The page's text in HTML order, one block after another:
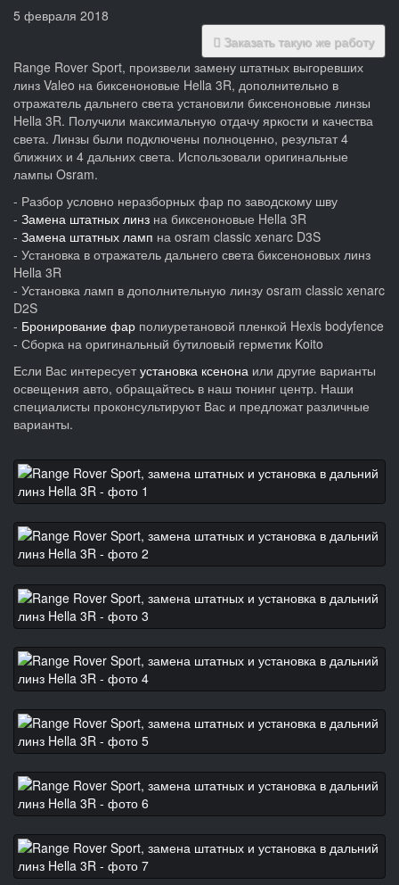
5 февраля 2018
Заказать такую же работу
Range Rover Sport, произвели замену штатных выгоревших
линз Valeo на биксеноновые Hella 3R, дополнительно в
отражатель дальнего света установили биксеноновые линзы
Hella 3R. Получили максимальную отдачу яркости и качества
света. Линзы были подключены полноценно, результат 4
ближних и 4 дальних света. Использовали оригинальные
лампы Osram.
- Разбор условно неразборных фар по заводскому шву
- Замена штатных линз на биксеноновые Hella 3R
- Замена штатных ламп на osram classic xenarc D3S
- Установка в отражатель дальнего света биксеноновых линз
Hella 3R
- Установка ламп в дополнительную линзу osram classic xenarc
D2S
- Бронирование фар полиуретановой пленкой Hexis bodyfence
- Сборка на оригинальный бутиловый герметик Koito
Если Вас интересуетустановка ксенона или другие варианты
освещения авто, обращайтесь в наш тюнинг центр. Наши
специалисты проконсультируют Вас и предложат различные
варианты.